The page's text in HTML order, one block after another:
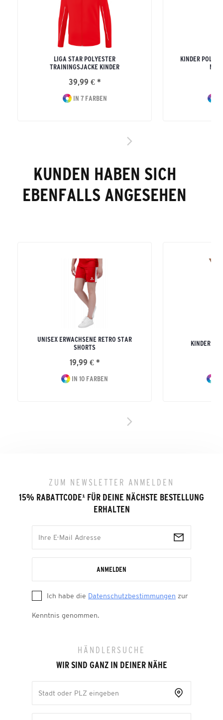
LIGA STAR POLYESTER
TRAININGSJACKE KINDER
39,99 € *
IN 7 FARBEN
KINDER
MIT
KUNDEN HABEN SICH
EBENFALLS ANGESEHEN
UNISEX ERWACHSENE RETRO STAR
SHORTS
19,99 € *
IN 10 FARBEN
KINDER
ZUM NEWSLETTER ANMELDEN
15% RABATTCODE¹ FÜR DEINE NÄCHSTE BESTELLUNG
ERHALTEN
ANMELDEN
Ich habe die Datenschutzbestimmungen zur
Kenntnis genommen.
HÄNDLERSUCHE
WIR SIND GANZ IN DEINER NÄHE